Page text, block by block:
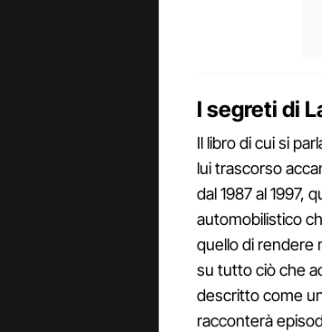
I segreti di
Il libro di cui si
lui trascorso
dal 1987 al 1997,
automobilistico
quello di rendere
su tutto ciò che
descritto come
racconterà